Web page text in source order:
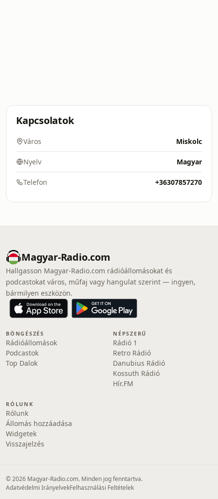
Kapcsolatok
Város Miskolc
Nyelv Magyar
Telefon +36307857270
Magyar-Radio.com
Hallgasson Magyar-Radio.com rádióállomásokat és
podcastokat város, műfaj vagy hangulat szerint — ingyen,
bármilyen eszközön.
BÖNGÉSZÉS
Rádióállomások
Podcastok
Top Dalok
NÉPSZERŰ
Rádió 1
Retro Rádió
Danubius Rádió
Kossuth Rádió
Hír.FM
RÓLUNK
Rólunk
Állomás hozzáadása
Widgetek
Visszajelzés
© 2026 Magyar-Radio.com. Minden jog fenntartva.
Adatvédelmi IrányelvekFelhasználási Feltételek